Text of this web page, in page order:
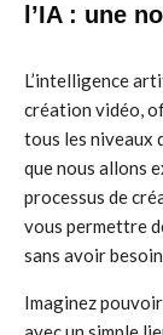
l’IA : une
L’intelligence
création vidéo,
tous les niveaux
que nous allons
processus de
vous permettre
sans avoir
Imaginez